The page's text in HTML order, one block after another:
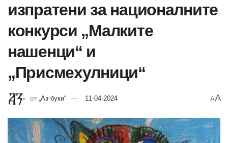
изпратени за националните
конкурси „Малките
нашенци“ и
„Присмехулници“
от „Аз-буки“ 11-04-2024 AA